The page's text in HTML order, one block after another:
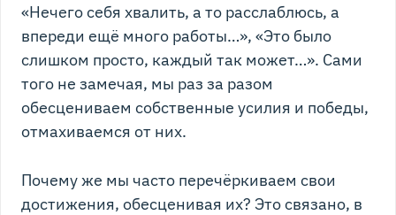
«Нечего себя хвалить, а то расслаблюсь, а
впереди ещё много работы…», «Это было
слишком просто, каждый так может…». Сами
того не замечая, мы раз за разом
обесцениваем собственные усилия и победы,
отмахиваемся от них.
Почему же мы часто перечёркиваем свои
достижения, обесценивая их? Это связано, в